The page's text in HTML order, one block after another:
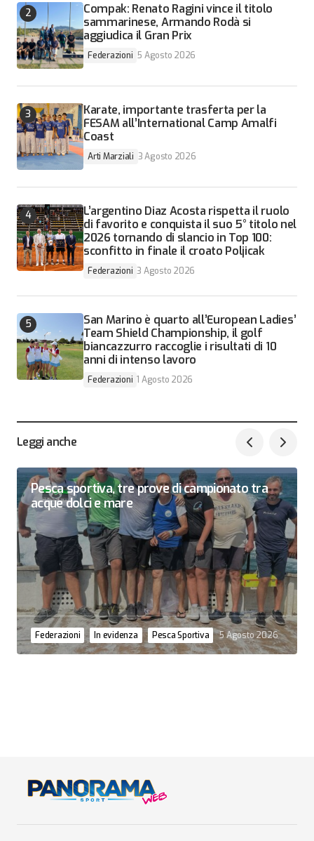
Compak: Renato Ragini vince il titolo
sammarinese, Armando Rodà si
aggiudica il Gran Prix
Federazioni 5 Agosto 2026
Karate, importante trasferta per la
FESAM all’International Camp Amalfi
Coast
Arti Marziali 3 Agosto 2026
L’argentino Diaz Acosta rispetta il ruolo
di favorito e conquista il suo 5° titolo nel
2026 tornando di slancio in Top 100:
sconfitto in finale il croato Poljicak
Federazioni 3 Agosto 2026
San Marino è quarto all’European Ladies’
Team Shield Championship, il golf
biancazzurro raccoglie i risultati di 10
anni di intenso lavoro
Federazioni 1 Agosto 2026
Leggi anche
Pesca sportiva, tre prove di campionato tra
acque dolci e mare
Federazioni In evidenza Pesca Sportiva 5 Agosto 2026